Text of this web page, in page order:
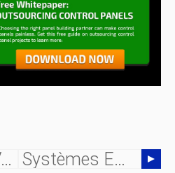
La Nouvelle Vague De Défis Pour Les Fabricants D'équipements Industriels Systèmes Embarqués Et Intégration De Systèmes